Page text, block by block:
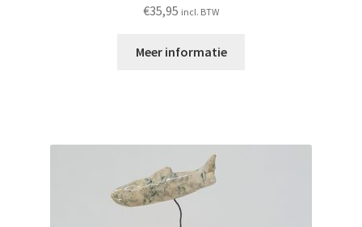
€35,95 incl. BTW
Meer informatie